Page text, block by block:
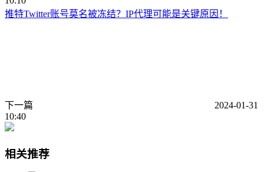
推特Twitter账号莫名被冻结？IP代理可能是关键原因！
下一篇
2024-01-31
10:40
相关推荐